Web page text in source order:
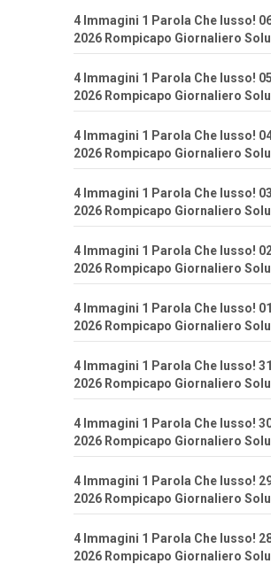
4 Immagini 1 Parola Che lusso!
2026 Rompicapo Giornaliero
4 Immagini 1 Parola Che lusso!
2026 Rompicapo Giornaliero
4 Immagini 1 Parola Che lusso!
2026 Rompicapo Giornaliero
4 Immagini 1 Parola Che lusso!
2026 Rompicapo Giornaliero
4 Immagini 1 Parola Che lusso!
2026 Rompicapo Giornaliero
4 Immagini 1 Parola Che lusso!
2026 Rompicapo Giornaliero
4 Immagini 1 Parola Che lusso!
2026 Rompicapo Giornaliero
4 Immagini 1 Parola Che lusso!
2026 Rompicapo Giornaliero
4 Immagini 1 Parola Che lusso!
2026 Rompicapo Giornaliero
4 Immagini 1 Parola Che lusso!
2026 Rompicapo Giornaliero